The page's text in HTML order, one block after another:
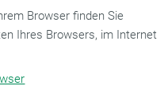
Browser finden Sie
Ihres Browsers, im Internet